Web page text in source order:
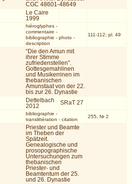
CGC 48601-48649
Le Caire
1999
hiéroglyphes-
commentaire -
bibliographie - photo-
description
111-112; pl. 49
“Die den Amun mit
ihrer Stimme
zufriedenstellen”.
Gottesgemahlinen
und Musikerrinen im
thebanischen
Amunstaat von der 22.
bis zur 26. Dynastie
Dettelbach
2012
SRaT 27
bibliographie -
translittération - citation
255, Nr 2
Priester und Beamte
im Theben der
Spätzeit.
Genealogische und
prosopographische
Untersuchungen zum
thebanischen
Priester- und
Beamtentum der 25.
und 26. Dynastie